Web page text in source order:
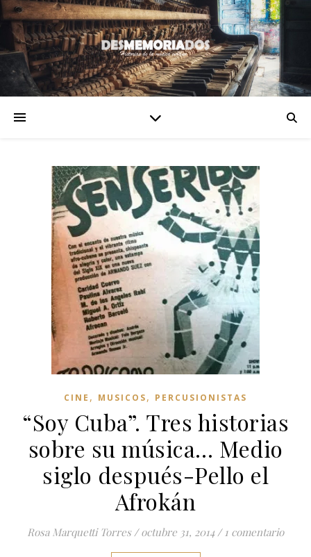
CINE , MUSICOS, PERCUSIONISTAS
“Soy Cuba”. Tres historias
sobre su música… Medio
siglo después-Pello el
Afrokán
Rosa Marquetti Torres / octubre 31, 2014 / 1 comentario